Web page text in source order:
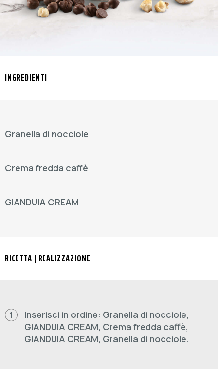
INGREDIENTI
Granella di nocciole
Crema fredda caffè
GIANDUIA CREAM
RICETTA | REALIZZAZIONE
1
Inserisci in ordine: Granella di nocciole,
GIANDUIA CREAM, Crema fredda caffè,
GIANDUIA CREAM, Granella di nocciole.